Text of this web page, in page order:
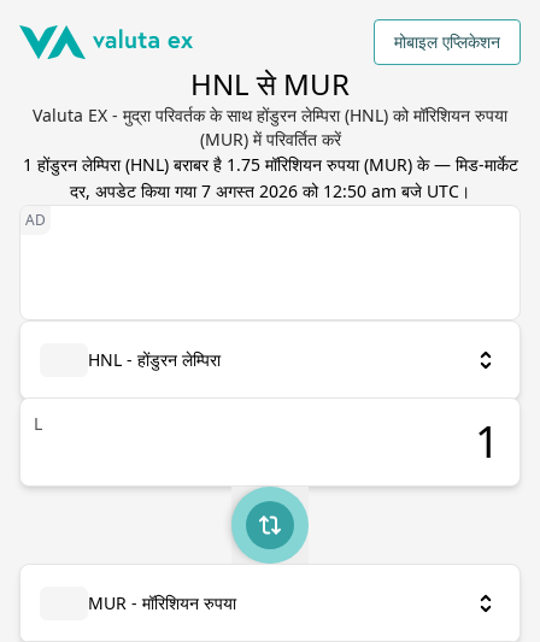
मोबाइल एप्लिकेशन
HNL से MUR
Valuta EX - मुद्रा परिवर्तक के साथ होंडुरन लेम्पिरा (HNL) को मॉरिशियन रुपया
(MUR) में परिवर्तित करें
1 होंडुरन लेम्पिरा(HNL) बराबर है 1.75 मॉरिशियन रुपया(MUR) के — मिड-मार्केट
दर, अपडेट किया गया7 अगस्त 2026 को 12:50 am बजे UTC ।
HNL - होंडुरन लेम्पिरा
L
MUR - मॉरिशियन रुपया